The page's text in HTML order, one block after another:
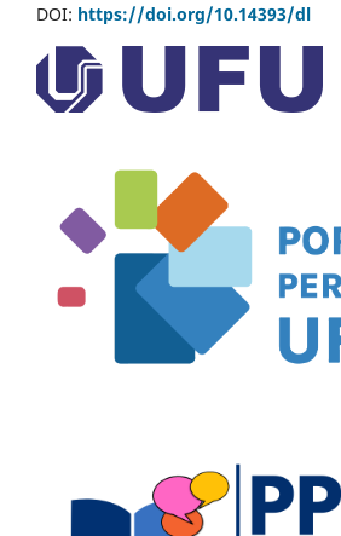
DOI: https://doi.org/10.14393/dl